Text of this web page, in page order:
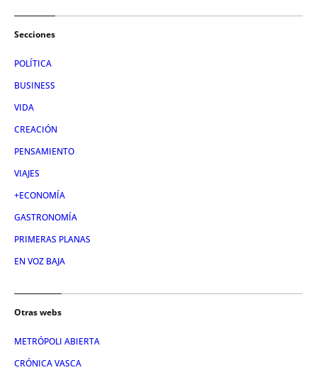
Secciones
POLÍTICA
BUSINESS
VIDA
CREACIÓN
PENSAMIENTO
VIAJES
+ECONOMÍA
GASTRONOMÍA
PRIMERAS PLANAS
EN VOZ BAJA
Otras webs
METRÓPOLI ABIERTA
CRÓNICA VASCA